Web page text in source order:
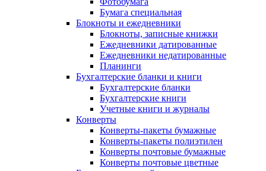
Бумага специальная
Блокноты и ежедневники
Блокноты, записные книжки
Ежедневники датированные
Ежедневники недатированные
Планинги
Бухгалтерские бланки и книги
Бухгалтерские бланки
Бухгалтерские книги
Учетные книги и журналы
Конверты
Конверты-пакеты бумажные
Конверты-пакеты полиэтилен
Конверты почтовые бумажные
Конверты почтовые цветные